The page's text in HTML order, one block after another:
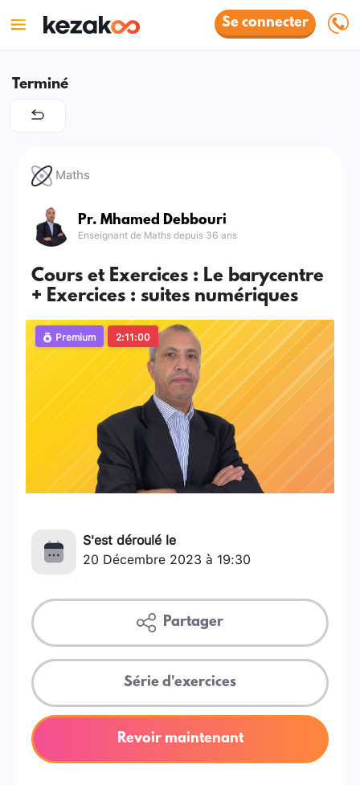
Se connecter
Terminé
Maths
Pr. Mhamed Debbouri
Enseignant de Maths depuis 36 ans
Cours et Exercices : Le barycentre
+ Exercices : suites numériques
Premium 2:11:00
S'est déroulé le
20 Décembre 2023 à 19:30
Partager
Série d'exercices
Revoir maintenant